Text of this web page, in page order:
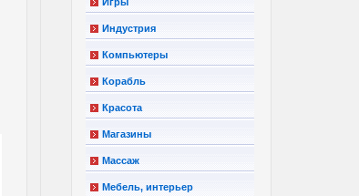
Индустрия
Компьютеры
Корабль
Красота
Магазины
Массаж
Мебель, интерьер